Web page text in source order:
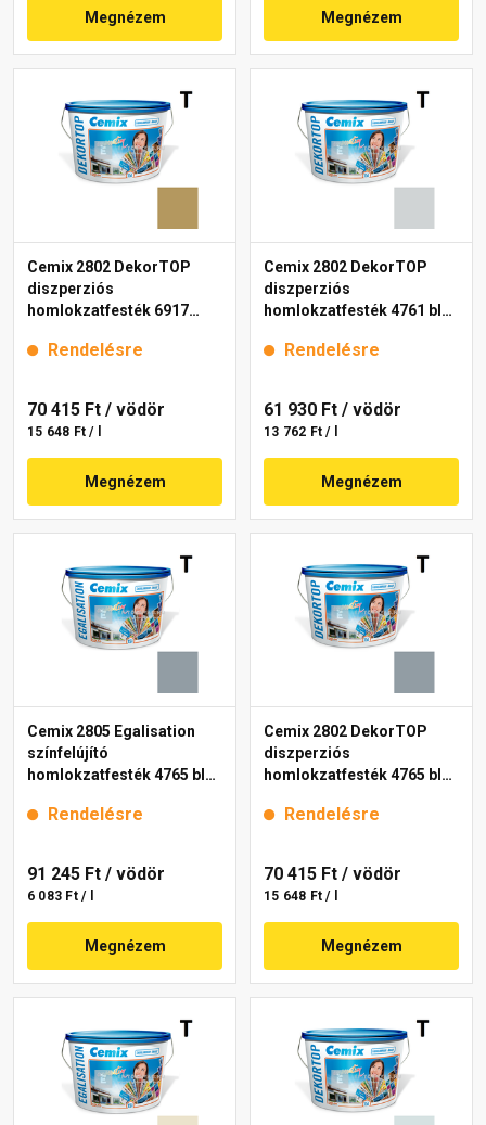
Megnézem Megnézem
Cemix 2802 DekorTOP
diszperziós
homlokzatfesték 6917
Rendelésre
70 415 Ft / vödör
15 648 Ft / l
Megnézem
Cemix 2802 DekorTOP
diszperziós
homlokzatfesték 4761 blue
Rendelésre
61 930 Ft / vödör
13 762 Ft / l
Megnézem
Cemix 2805 Egalisation
színfelújító
homlokzatfesték 4765 blue
Rendelésre
91 245 Ft / vödör
6 083 Ft / l
Megnézem
Cemix 2802 DekorTOP
diszperziós
homlokzatfesték 4765 blue
Rendelésre
70 415 Ft / vödör
15 648 Ft / l
Megnézem